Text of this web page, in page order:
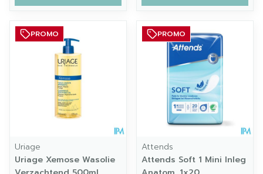
PROMO
Uriage
Uriage Xemose Wasolie
PROMO
Attends
Attends Soft 1 Mini Inleg